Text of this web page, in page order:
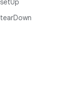
setUp
tearDown